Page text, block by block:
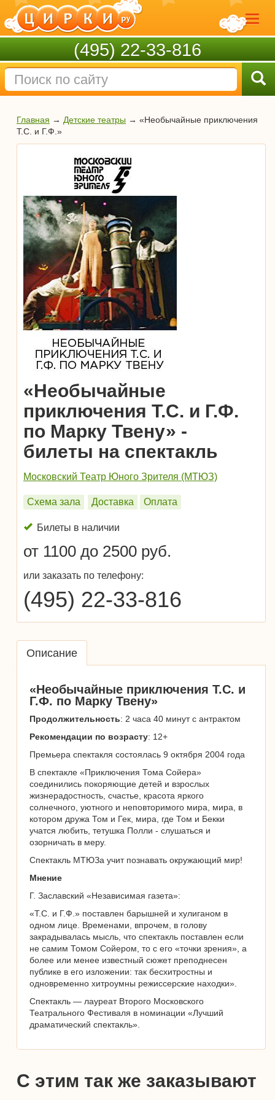
(495) 22-33-816
Главная → Детские театры → «Необычайные приключения
Т.С. и Г.Ф.»
«Необычайные
приключения Т.С. и Г.Ф.
по Марку Твену» -
билеты на спектакль
Московский Театр Юного Зрителя (МТЮЗ)
Схема зала Доставка Оплата
Билеты в наличии
от 1100 до 2500 руб.
или заказать по телефону:
(495) 22-33-816
Описание
«Необычайные приключения Т.С. и
Г.Ф. по Марку Твену»
Продолжительность: 2 часа 40 минут с антрактом
Рекомендации по возрасту: 12+
Премьера спектакля состоялась 9 октября 2004 года
В спектакле «Приключения Тома Сойера»
соединились покоряющие детей и взрослых
жизнерадостность, счастье, красота яркого
солнечного, уютного и неповторимого мира, мира, в
котором дружа Том и Гек, мира, где Том и Бекки
учатся любить, тетушка Полли - слушаться и
озорничать в меру.
Спектакль МТЮЗа учит познавать окружающий мир!
Мнение
Г. Заславский «Независимая газета»:
«Т.С. и Г.Ф.» поставлен барышней и хулиганом в
одном лице. Временами, впрочем, в голову
закрадывалась мысль, что спектакль поставлен если
не самим Томом Сойером, то с его «точки зрения», а
более или менее известный сюжет преподнесен
публике в его изложении: так бесхитростны и
одновременно хитроумны режиссерские находки».
Спектакль — лауреат Второго Московского
Театрального Фестиваля в номинации «Лучший
драматический спектакль».
С этим так же заказывают